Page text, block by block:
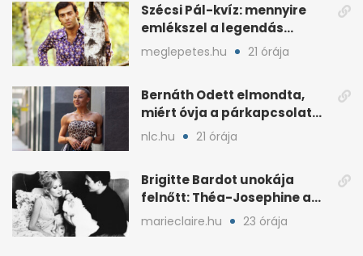
Szécsi Pál-kvíz: mennyire
emlékszel a legendás
énekes történetére?
meglepetes.hu 21 órája
Bernáth Odett elmondta,
miért óvja a párkapcsolatát
a nyilvánosságtól
nlc.hu 21 órája
Brigitte Bardot unokája
felnőtt: Théa-Josephine a
nagymamájára hasonlít
marieclaire.hu 23 órája